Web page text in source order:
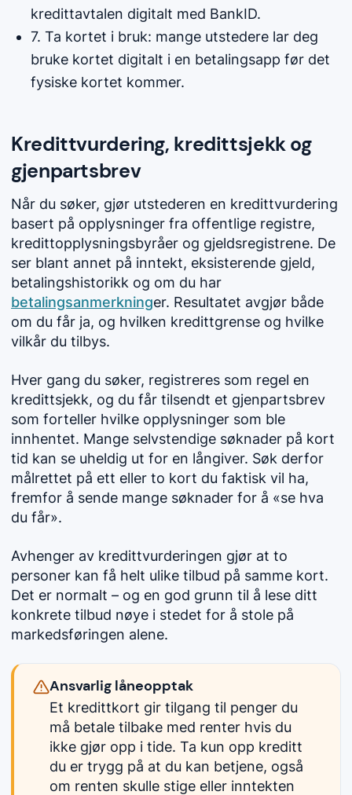
kredittavtalen digitalt med BankID.
7. Ta kortet i bruk: mange utstedere lar deg
bruke kortet digitalt i en betalingsapp før det
fysiske kortet kommer.
Kredittvurdering, kredittsjekk og
gjenpartsbrev
Når du søker, gjør utstederen en kredittvurdering
basert på opplysninger fra offentlige registre,
kredittopplysningsbyråer og gjeldsregistrene. De
ser blant annet på inntekt, eksisterende gjeld,
betalingshistorikk og om du har
betalingsanmerkninger. Resultatet avgjør både
om du får ja, og hvilken kredittgrense og hvilke
vilkår du tilbys.
Hver gang du søker, registreres som regel en
kredittsjekk, og du får tilsendt et gjenpartsbrev
som forteller hvilke opplysninger som ble
innhentet. Mange selvstendige søknader på kort
tid kan se uheldig ut for en långiver. Søk derfor
målrettet på ett eller to kort du faktisk vil ha,
fremfor å sende mange søknader for å «se hva
du får».
Avhenger av kredittvurderingen gjør at to
personer kan få helt ulike tilbud på samme kort.
Det er normalt – og en god grunn til å lese ditt
konkrete tilbud nøye i stedet for å stole på
markedsføringen alene.
Ansvarlig låneopptak
Et kredittkort gir tilgang til penger du
må betale tilbake med renter hvis du
ikke gjør opp i tide. Ta kun opp kreditt
du er trygg på at du kan betjene, også
om renten skulle stige eller inntekten